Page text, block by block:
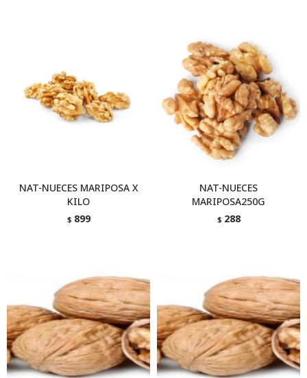
NAT-NUECES MARIPOSA X
KILO
$ 899
NAT-NUECES
MARIPOSA250G
$ 288